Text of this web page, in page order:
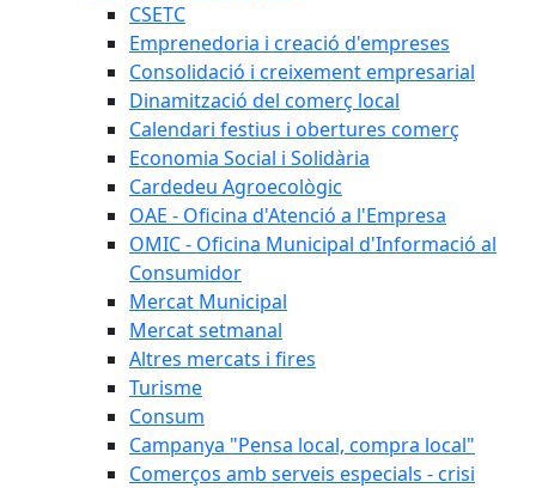
CSETC
Emprenedoria i creació d'empreses
Consolidació i creixement empresarial
Dinamització del comerç local
Calendari festius i obertures comerç
Economia Social i Solidària
Cardedeu Agroecològic
OAE - Oficina d'Atenció a l'Empresa
OMIC - Oficina Municipal d'Informació al
Consumidor
Mercat Municipal
Mercat setmanal
Altres mercats i fires
Turisme
Consum
Campanya "Pensa local, compra local"
Comerços amb serveis especials - crisi